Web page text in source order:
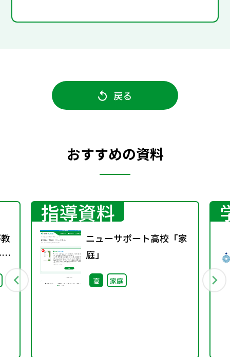
戻る
おすすめの資料
指導資料
ニューサポート高校「家
庭」
高 家庭